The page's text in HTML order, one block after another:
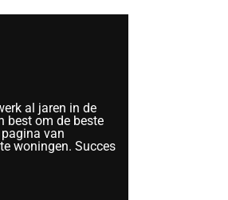
al jaren in de
best om de beste
van
woningen. Succes